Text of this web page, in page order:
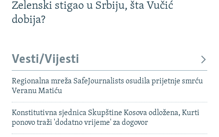
Zelenski stigao u Srbiju, šta Vučić
dobija?
Vesti/Vijesti
Regionalna mreža SafeJournalists osudila prijetnje smrću
Veranu Matiću
Konstitutivna sjednica Skupštine Kosova odložena, Kurti
ponovo traži 'dodatno vrijeme' za dogovor